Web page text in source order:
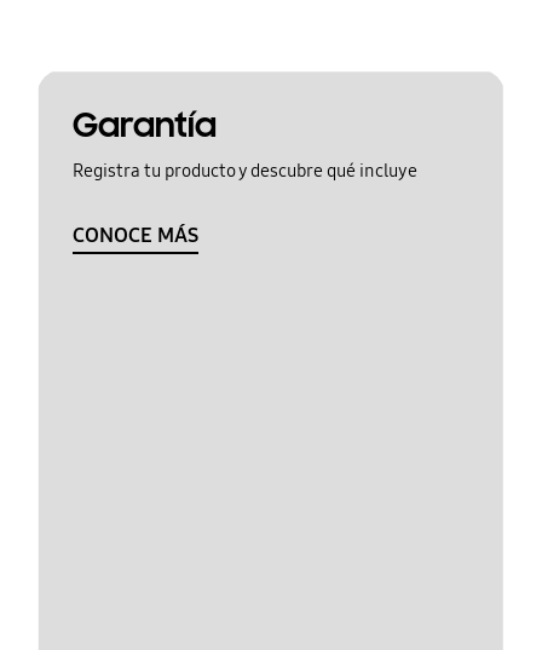
Garantía
Registra tu producto y descubre qué incluye
CONOCE MÁS